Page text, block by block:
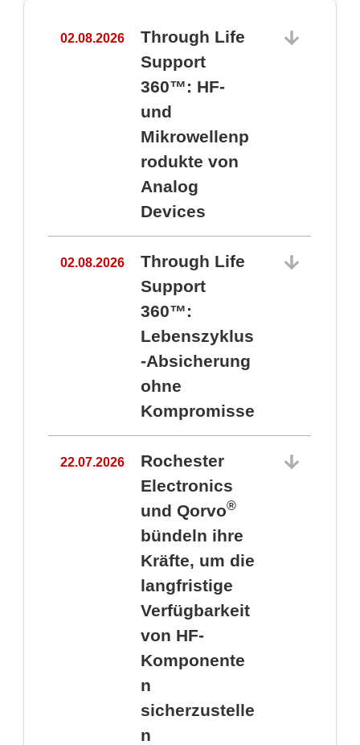
02.08.2026
Through Life
Support
360™: HF-
und
Mikrowellenp
rodukte von
Analog
Devices
02.08.2026
Through Life
Support
360™:
Lebenszyklus
-Absicherung
ohne
Kompromisse
22.07.2026
Rochester
Electronics
und Qorvo®
bündeln ihre
Kräfte, um die
langfristige
Verfügbarkeit
von HF-
Komponente
n
sicherzustelle
n